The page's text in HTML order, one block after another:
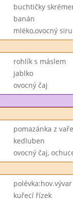
buchtičky
banán
mléko,ovocný
rohlík s máslem
jablko
ovocný čaj
pomazánka z
kedluben
ovocný čaj,
kuřecí řízek